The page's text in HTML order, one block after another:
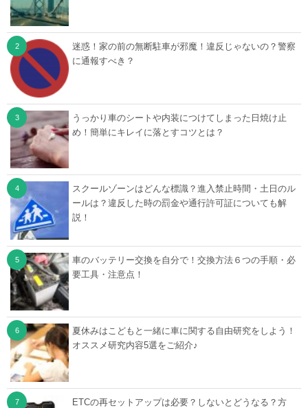
迷惑！家の前の無断駐車が邪魔！違反じゃないの？警察
に通報すべき？
うっかり車のシートや内装につけてしまった日焼け止
め！簡単にキレイに落とすコツとは？
スクールゾーンはどんな標識？進入禁止時間・土日のル
ールは？違反した時の罰金や通行許可証についても解
説！
車のバッテリー交換を自分で！交換方法６つの手順・必
要工具・注意点！
夏休みはこどもと一緒に車に関する自由研究をしよう！
オススメ研究内容5選をご紹介♪
ETCの再セットアップは必要？しないとどうなる？方